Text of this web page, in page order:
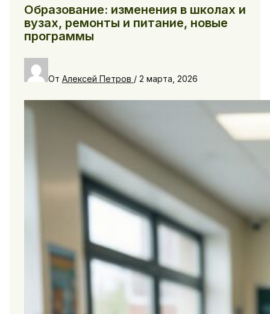
Образование: изменения в школах и
вузах, ремонты и питание, новые
программы
От Алексей Петров / 2 марта, 2026